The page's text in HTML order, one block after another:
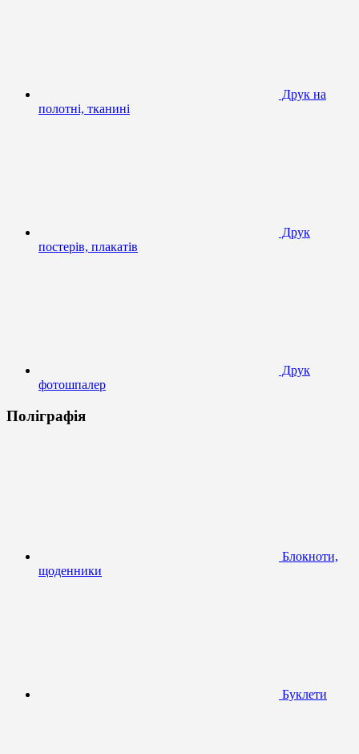
Друк на
полотні, тканині
Друк
постерів, плакатів
Друк
фотошпалер
Поліграфія
Блокноти,
щоденники
Буклети